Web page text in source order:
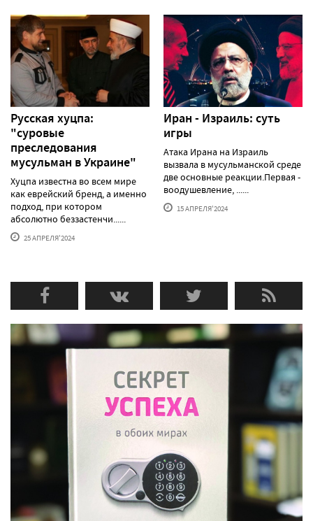
Русская хуцпа:
"суровые
преследования
мусульман в Украине"
Хуцпа известна во всем мире
как еврейский бренд, а именно
подход, при котором
абсолютно беззастенчи......
25 АПРЕЛЯ'2024
Иран - Израиль: суть
игры
Атака Ирана на Израиль
вызвала в мусульманской среде
две основные реакции.Первая -
воодушевление, ......
15 АПРЕЛЯ'2024